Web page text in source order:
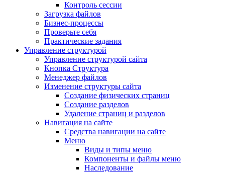
Контроль сессии
Загрузка файлов
Бизнес-процессы
Проверьте себя
Практические задания
Управление структурой
Управление структурой сайта
Кнопка Структура
Менеджер файлов
Изменение структуры сайта
Создание физических страниц
Создание разделов
Удаление страниц и разделов
Навигация на сайте
Средства навигации на сайте
Меню
Виды и типы меню
Компоненты и файлы меню
Наследование